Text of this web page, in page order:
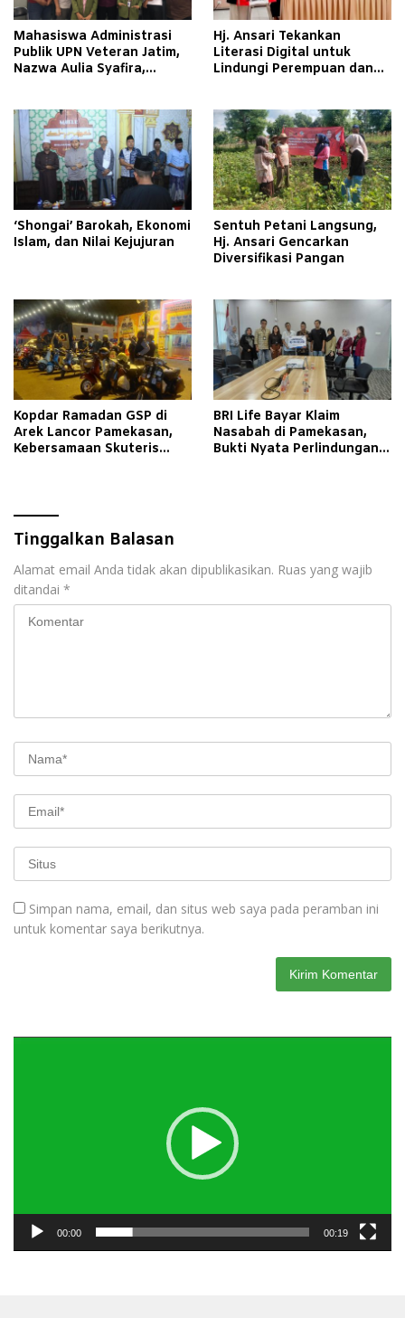
Mahasiswa Administrasi
Publik UPN Veteran Jatim,
Nazwa Aulia Syafira,
Corporate Governance
melalui Program Magang di
PT Aerofood Indonesia
Cabang Surabaya
Hj. Ansari Tekankan
Literasi Digital untuk
Lindungi Perempuan dan
‘Shongai’ Barokah, Ekonomi
Islam, dan Nilai Kejujuran
Sentuh Petani Langsung,
Hj. Ansari Gencarkan
Diversifikasi Pangan
Kopdar Ramadan GSP di
Arek Lancor Pamekasan,
Kebersamaan Skuteris
BRI Life Bayar Klaim
Nasabah di Pamekasan,
Bukti Nyata Perlindungan
Tinggalkan Balasan
Alamat email Anda tidak akan dipublikasikan. Ruas yang wajib
ditandai *
Simpan nama, email, dan situs web saya pada peramban ini
untuk komentar saya berikutnya.
00:00 00:19